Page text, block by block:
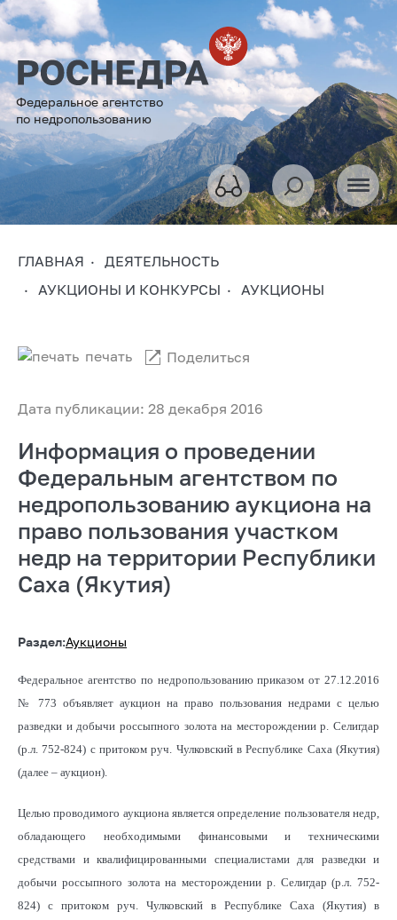
Федеральное агентство
по недропользованию
ГЛАВНАЯ
ДЕЯТЕЛЬНОСТЬ
АУКЦИОНЫ И КОНКУРСЫ
АУКЦИОНЫ
Дата публикации: 28 декабря 2016
печать Поделиться
Информация о проведении
Федеральным агентством по
недропользованию аукциона на
право пользования участком
недр на территории Республики
Саха (Якутия)
Раздел:Аукционы
Федеральное агентство по недропользованию приказом от 27.12.2016
№ 773 объявляет аукцион на право пользования недрами с целью
разведки и добычи россыпного золота на месторождении р. Селигдар
(р.л. 752-824) с притоком руч. Чулковский в Республике Саха (Якутия)
(далее – аукцион).
Целью проводимого аукциона является определение пользователя недр,
обладающего необходимыми финансовыми и техническими
средствами и квалифицированными специалистами для разведки и
добычи россыпного золота на месторождении р. Селигдар (р.л. 752-
824) с притоком руч. Чулковский в Республике Саха (Якутия) в